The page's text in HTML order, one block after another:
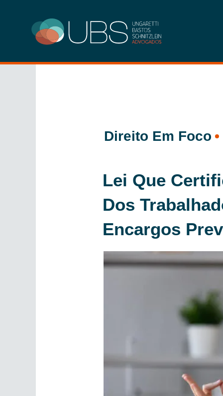
Direito Em Foco
Lei Que
Dos
Encargos